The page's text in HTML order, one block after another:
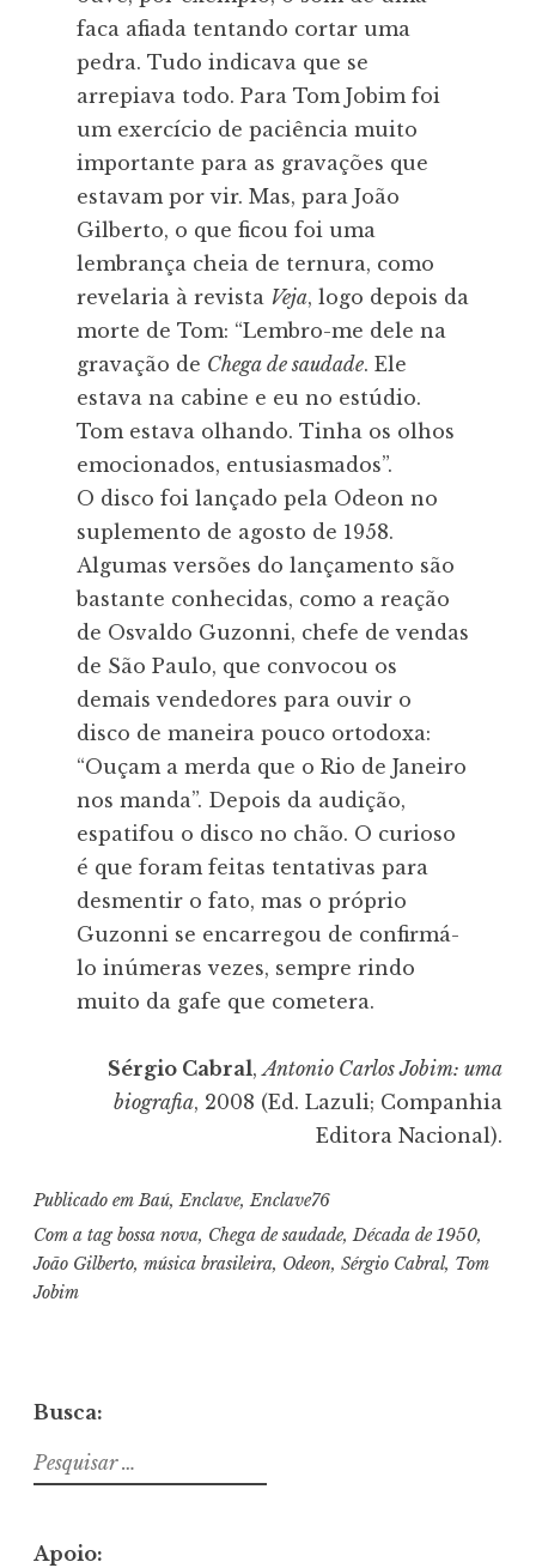
faca afiada tentando cortar uma
pedra. Tudo indicava que se
arrepiava todo. Para Tom Jobim foi
um exercício de paciência muito
importante para as gravações que
estavam por vir. Mas, para João
Gilberto, o que ficou foi uma
lembrança cheia de ternura, como
revelaria à revista Veja, logo depois da
morte de Tom: “Lembro-me dele na
gravação de Chega de saudade. Ele
estava na cabine e eu no estúdio.
Tom estava olhando. Tinha os olhos
emocionados, entusiasmados”.
O disco foi lançado pela Odeon no
suplemento de agosto de 1958.
Algumas versões do lançamento são
bastante conhecidas, como a reação
de Osvaldo Guzonni, chefe de vendas
de São Paulo, que convocou os
demais vendedores para ouvir o
disco de maneira pouco ortodoxa:
“Ouçam a merda que o Rio de Janeiro
nos manda”. Depois da audição,
espatifou o disco no chão. O curioso
é que foram feitas tentativas para
desmentir o fato, mas o próprio
Guzonni se encarregou de confirmá-
lo inúmeras vezes, sempre rindo
muito da gafe que cometera.
Sérgio Cabral,Antonio Carlos Jobim: uma
biografia, 2008 (Ed. Lazuli; Companhia
Editora Nacional).
Publicado emBaú,Enclave,Enclave76
Com a tagbossa nova, Chega de saudade,Década de 1950,
João Gilberto, música brasileira, Odeon, Sérgio Cabral, Tom
Jobim
Busca:
Pesquisar
por:
Apoio: